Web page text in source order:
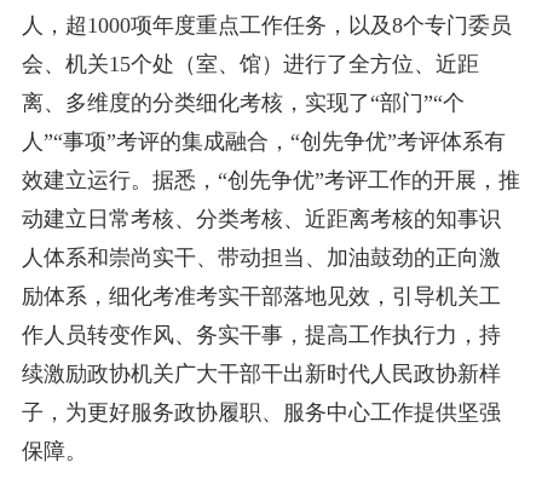
人，超1000项年度重点工作任务，以及8个专门委员
会、机关15个处（室、馆）进行了全方位、近距
离、多维度的分类细化考核，实现了“部门”“个
人”“事项”考评的集成融合，“创先争优”考评体系有
效建立运行。据悉，“创先争优”考评工作的开展，推
动建立日常考核、分类考核、近距离考核的知事识
人体系和崇尚实干、带动担当、加油鼓劲的正向激
励体系，细化考准考实干部落地见效，引导机关工
作人员转变作风、务实干事，提高工作执行力，持
续激励政协机关广大干部干出新时代人民政协新样
子，为更好服务政协履职、服务中心工作提供坚强
保障。